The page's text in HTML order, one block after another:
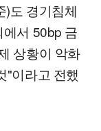
)도 경기침체
서 50bp 금
상황이 악화
"이라고 전했